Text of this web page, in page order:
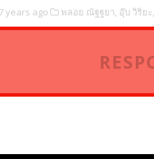
7 years ago พลอย ณัฐฐยา, อุ๊บ วิริยะ,